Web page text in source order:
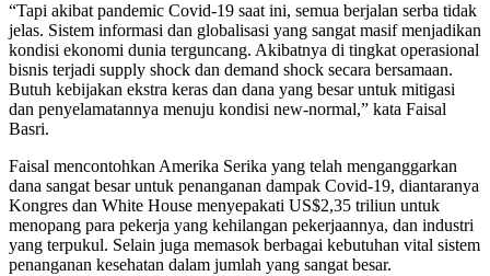
“Tapi akibat pandemic Covid-19 saat ini, semua berjalan serba tidak
jelas. Sistem informasi dan globalisasi yang sangat masif menjadikan
kondisi ekonomi dunia terguncang. Akibatnya di tingkat operasional
bisnis terjadi supply shock dan demand shock secara bersamaan.
Butuh kebijakan ekstra keras dan dana yang besar untuk mitigasi
dan penyelamatannya menuju kondisi new-normal,” kata Faisal
Basri.
Faisal mencontohkan Amerika Serika yang telah menganggarkan
dana sangat besar untuk penanganan dampak Covid-19, diantaranya
Kongres dan White House menyepakati US$2,35 triliun untuk
menopang para pekerja yang kehilangan pekerjaannya, dan industri
yang terpukul. Selain juga memasok berbagai kebutuhan vital sistem
penanganan kesehatan dalam jumlah yang sangat besar.